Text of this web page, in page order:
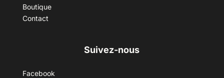
Boutique
Contact
Suivez-nous
Facebook